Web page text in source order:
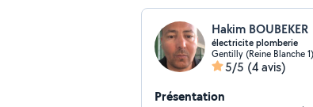
Hakim BOUBEKER
électricite plomberie
Gentilly (Reine Blanche 1)
5/5 (4 avis)
Présentation